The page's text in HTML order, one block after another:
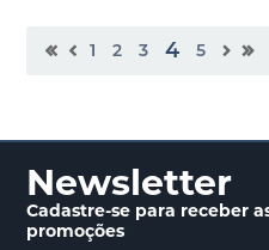
1 2 3 4 5
Newsletter
Cadastre-se para receber
promoções